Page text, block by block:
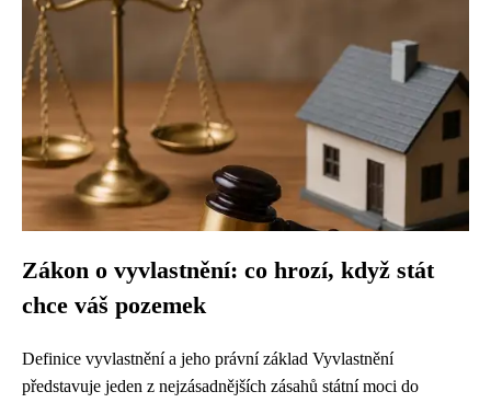
Zákon o vyvlastnění: co hrozí, když stát
chce váš pozemek
Definice vyvlastnění a jeho právní základ Vyvlastnění
představuje jeden z nejzásadnějších zásahů státní moci do